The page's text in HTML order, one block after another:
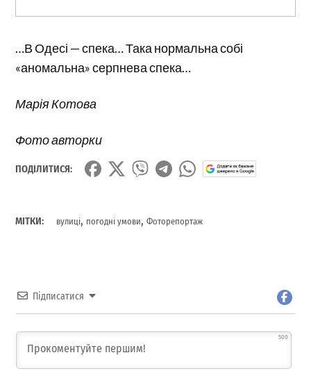
…В Одесі — спека… Така нормальна собі
«аномальна» серпнева спека…
Марія Котова
Фото авторки
ПОДІЛИТИСЯ:
МІТКИ: вулиці, погодні умови,Фоторепортаж
Підписатися
500